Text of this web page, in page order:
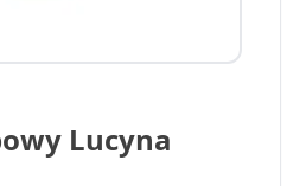
Lucyna